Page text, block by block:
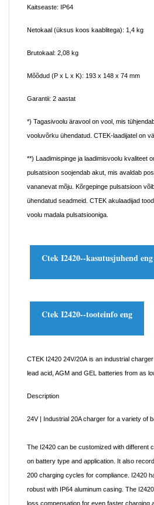
Kaitseaste: IP64
Netokaal (üksus koos kaablitega): 1,4 kg
Brutokaal: 2,08 kg
Mõõdud (P x L x K): 193 x 148 x 74 mm
Garantii: 2 aastat
*) Tagasivoolu äravool on vool, mis
vooluvõrku ühendatud. CTEK-laadijatel on
**) Laadimispinge ja laadimisvoolu kvaliteet
pulsatsioon soojendab akut, mis avaldab
vananevat mõju. Kõrgepinge pulsatsioon
ühendatud seadmeid. CTEK akulaadijad
voolu madala pulsatsiooniga.
Ctek I2420--kasutusjuhend eng
Ctek I2420--tooteinfo eng
CTEK I2420 24V/20A is an industrial
lead acid, AGM and GEL batteries from as
Description
24V | Industrial 20A charger for a variety of
The I2420 can be customized with different
on battery type and application. It also
200 charging cycles for compliance. I2420
robust with IP64 aluminum casing. The
loss compensation for even faster charging